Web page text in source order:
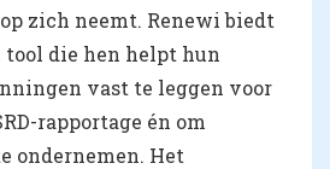
zich neemt. Renewi biedt
tool die hen helpt hun
vast te leggen voor
rapportage én om
ondernemen. Het